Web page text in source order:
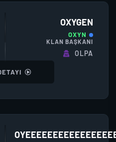
OXYGEN
OXYN
KLAN BAŞKANI
OLPA